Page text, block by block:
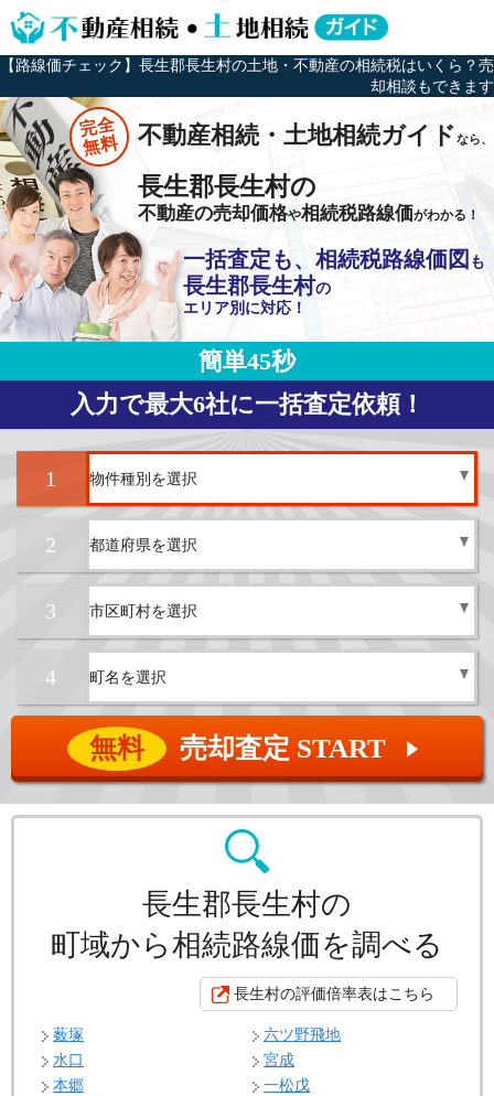
【路線価チェック】長生郡長生村の土地・不動産の相続税はいくら？売
却相談もできます
完全
無料 不動産相続・土地相続ガイドなら、
長生郡長生村の
不動産の売却価格や相続税路線価がわかる！
一括査定も、相続税路線価図 も
長生郡長生村の
エリア別に対応！
簡単45秒
入力で最大6社に一括査定依頼！
1
2
3
4
無料 売却査定 START ▲
長生郡長生村の
町域から相続路線価を調べる
長生村の評価倍率表はこちら
薮塚
六ツ野飛地
水口
宮成
本郷
一松戊